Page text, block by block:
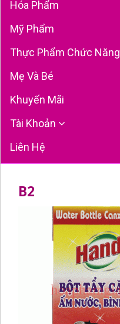
Hóa Phẩm
Mỹ Phẩm
Thực Phẩm Chức Năng
Mẹ Và Bé
Khuyến Mãi
Tài Khoản
Liên Hệ
B2